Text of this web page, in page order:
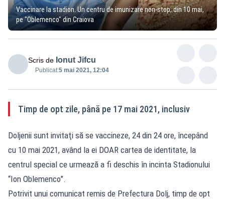
Vaccinare la stadion. Un centru de imunizare non-stop, din 10 mai,
pe "Oblemenco" din Craiova
Scris de Ionut Jifcu
Publicat:5 mai 2021, 12:04
Timp de opt zile, până pe 17 mai 2021, inclusiv
Doljenii sunt invitaţi să se vaccineze, 24 din 24 ore, începând
cu 10 mai 2021, având la ei DOAR cartea de identitate, la
centrul special ce urmează a fi deschis în incinta Stadionului
“Ion Oblemenco”.
Potrivit unui comunicat remis de Prefectura Dolj, timp de opt